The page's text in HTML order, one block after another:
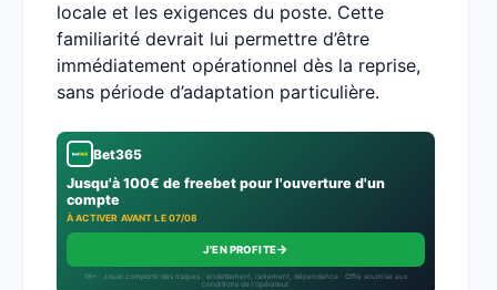
locale et les exigences du poste. Cette
familiarité devrait lui permettre d’être
immédiatement opérationnel dès la reprise,
sans période d’adaptation particulière.
Bet365
Jusqu'à 100€ de freebet pour l'ouverture d'un
compte
À ACTIVER AVANT LE 07/08
J'EN PROFITE→
18+ · Jouer comporte des risques : endettement, isolement, dépendance · Offre soumise aux
conditions de l’opérateur.